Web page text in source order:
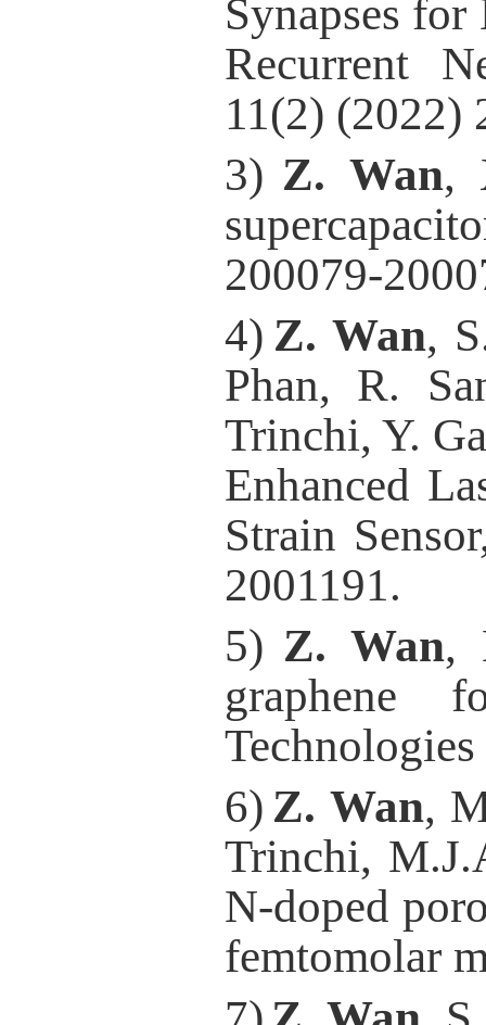
Synapses
Recurrent
11(2) (2022)
3) Z. Wan,
200079-
4) Z. Wan,
Phan, R.
Trinchi, Y.
Enhanced
Strain
2001191.
5) Z. Wan,
graphene
6) Z. Wan,
Trinchi,
N-doped
femtomolar